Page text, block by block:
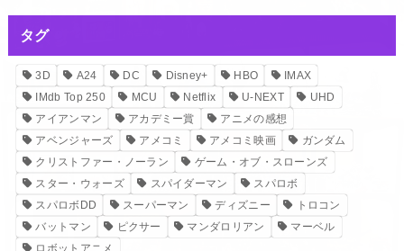
タグ
3D A24 DC Disney+ HBO
IMAX
IMdb Top 250
MCU Netflix U-NEXT
UHD
アイアンマン
アカデミー賞
アニメの感想
アベンジャーズ
アメコミ アメコミ映画
ガンダム
クリストファー・ノーラン
ゲーム・オブ・スローンズ
スター・ウォーズ
スパイダーマン
スパロボ
スパロボDD
スーパーマン ディズニー
トロコン
バットマン
ピクサー マンダロリアン
マーベル
ロボットアニメ